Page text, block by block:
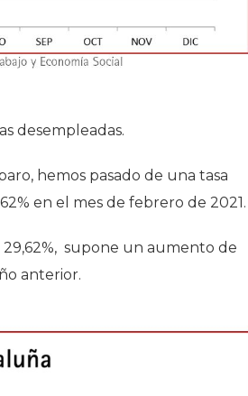
desempleadas.
hemos pasado de una tasa
en el mes de febrero de 2021.
supone un aumento de
anterior.